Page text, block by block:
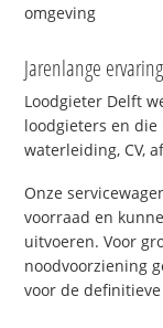
omgeving
Jarenlange ervaring
Loodgieter Delft
loodgieters en
waterleiding, CV,
Onze
voorraad en
uitvoeren. Voor
noodvoorziening
voor de